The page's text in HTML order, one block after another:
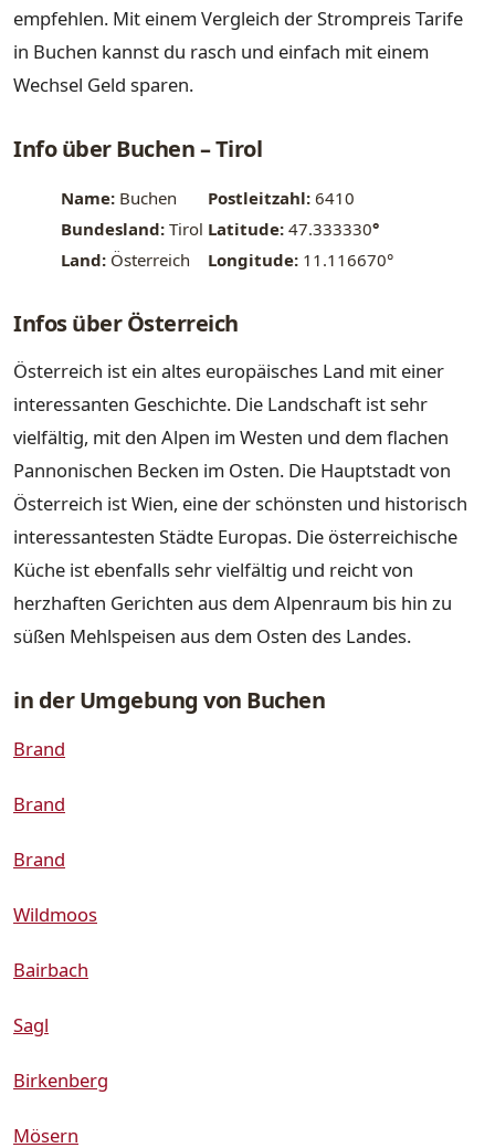
empfehlen. Mit einem Vergleich der Strompreis Tarife
in Buchen kannst du rasch und einfach mit einem
Wechsel Geld sparen.
Info über Buchen – Tirol
Name: Buchen Postleitzahl: 6410
Bundesland: Tirol Latitude: 47.333330°
Land: Österreich Longitude: 11.116670°
Infos über Österreich
Österreich ist ein altes europäisches Land mit einer
interessanten Geschichte. Die Landschaft ist sehr
vielfältig, mit den Alpen im Westen und dem flachen
Pannonischen Becken im Osten. Die Hauptstadt von
Österreich ist Wien, eine der schönsten und historisch
interessantesten Städte Europas. Die österreichische
Küche ist ebenfalls sehr vielfältig und reicht von
herzhaften Gerichten aus dem Alpenraum bis hin zu
süßen Mehlspeisen aus dem Osten des Landes.
in der Umgebung von Buchen
Brand
Brand
Brand
Wildmoos
Bairbach
Sagl
Birkenberg
Mösern